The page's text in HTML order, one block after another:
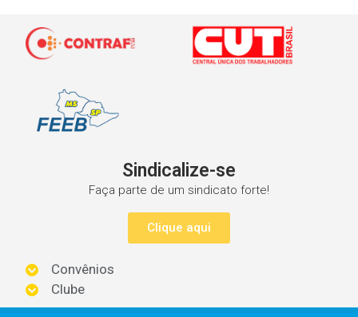
Sindicalize-se
Faça parte de um sindicato forte!
Clique aqui
Convênios
Clube